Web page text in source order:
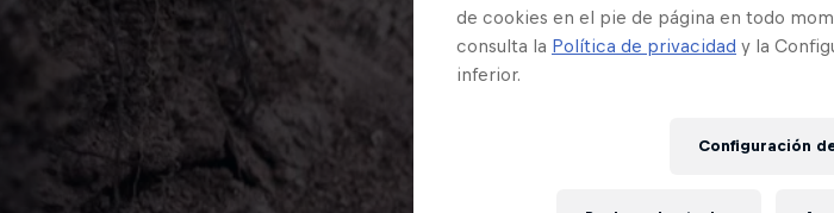
de cookies en el pie de página en todo
consulta la Política de privacidad y la
inferior.
Configuración